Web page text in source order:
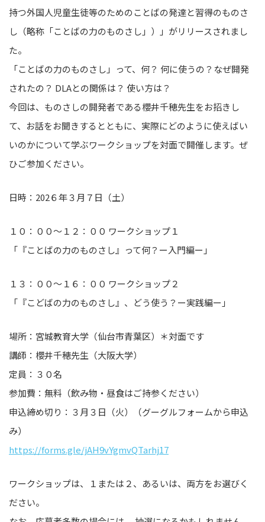
持つ外国人児童生徒等のためのことばの発達と習得のものさ
し（略称「ことばの力のものさし」）」がリリースされまし
た。
「ことばの力のものさし」って、何？ 何に使うの？なぜ開発
されたの？ DLAとの関係は？ 使い方は？
今回は、ものさしの開発者である櫻井千穂先生をお招きし
て、お話をお聞きするとともに、実際にどのように使えばい
いのかについて学ぶワークショップを対面で開催します。ぜ
ひご参加ください。
日時：202６年３月７日（土）
１０：００～１２：００ ワークショップ１
「『ことばの力のものさし』って何？ー入門編ー」
１３：００～１６：００ ワークショップ２
「『こどばの力のものさし』、どう使う？ー実践編ー」
場所：宮城教育大学（仙台市青葉区）＊対面です
講師：櫻井千穂先生（大阪大学）
定員：３０名
参加費：無料（飲み物・昼食はご持参ください）
申込締め切り：３月３日（火）（グーグルフォームから申込
み）
https://forms.gle/jAH9vYgmvQTarhj17
ワークショップは、１または２、あるいは、両方をお選びく
ださい。